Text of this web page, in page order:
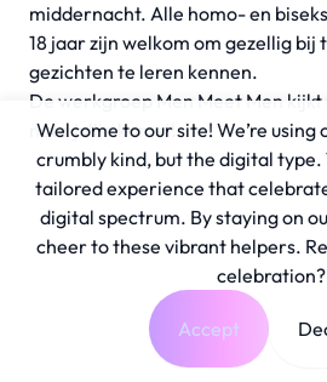
middernacht. Alle homo- en
18 jaar zijn welkom om gezellig bij
gezichten te leren kennen.
De werkgroep Men Meet Men
naar jullie komst!
Welcome to our site! We’re
crumbly kind, but the digital type.
tailored experience that
digital spectrum. By staying on
cheer to these vibrant helpers.
celebration?
Accept